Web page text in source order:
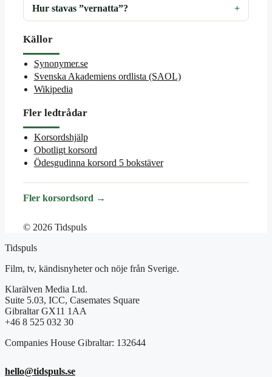
Hur stavas ”vernatta”?
Källor
Synonymer.se
Svenska Akademiens ordlista (SAOL)
Wikipedia
Fler ledtrådar
Korsordshjälp
Obotligt korsord
Ödesgudinna korsord 5 bokstäver
Fler korsordsord →
© 2026 Tidspuls
Tidspuls
Film, tv, kändisnyheter och nöje från Sverige.
Klarälven Media Ltd.
Suite 5.03, ICC, Casemates Square
Gibraltar GX11 1AA
+46 8 525 032 30
Companies House Gibraltar: 132644
hello@tidspuls.se